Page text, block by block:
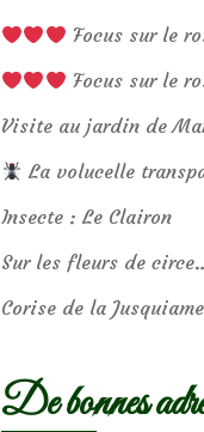
Focus sur le
Focus sur le
Visite au jardin de
La volucelle
Insecte : Le Clairon
Sur les fleurs de
Corise de la Jusquiame
De bonnes